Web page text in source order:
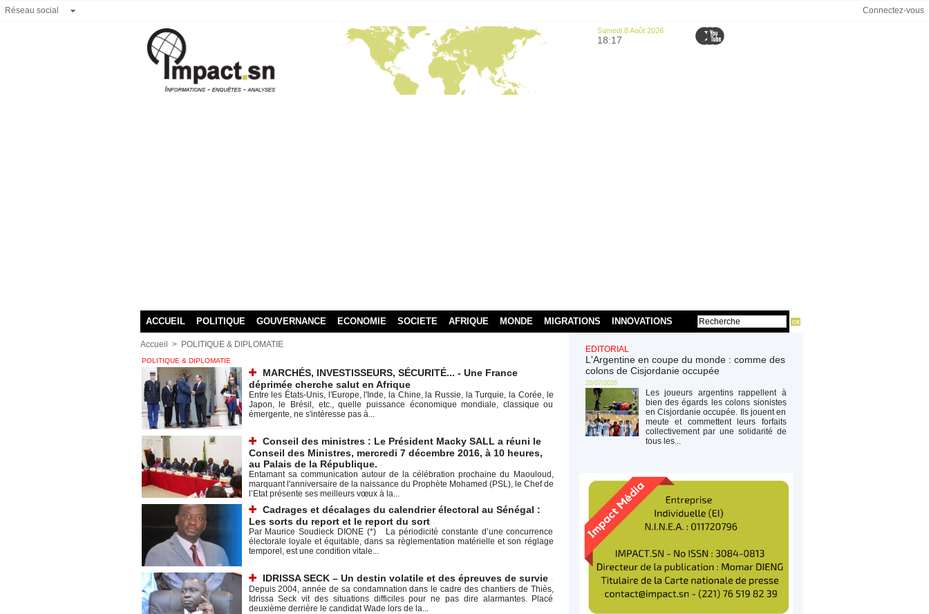
Réseau social Connectez-vous
Samedi 8 Août 2026
18:17
ACCUEIL POLITIQUE GOUVERNANCE ECONOMIE SOCIETE AFRIQUE MONDE MIGRATIONS INNOVATIONS
Accueil > POLITIQUE & DIPLOMATIE
POLITIQUE & DIPLOMATIE
MARCHÉS, INVESTISSEURS, SÉCURITÉ... - Une France
déprimée cherche salut en Afrique -
Entre les États-Unis, l'Europe, l'Inde, la Chine, la Russie, la Turquie, la Corée, le
Japon, le Brésil, etc., quelle puissance économique mondiale, classique ou
émergente, ne s'intéresse pas à...
Conseil des ministres : Le Président Macky SALL a réuni le
Conseil des Ministres, mercredi 7 décembre 2016, à 10 heures,
au Palais de la République. -
Entamant sa communication autour de la célébration prochaine du Maouloud,
marquant l'anniversaire de la naissance du Prophète Mohamed (PSL), le Chef de
l’Etat présente ses meilleurs vœux à la...
Cadrages et décalages du calendrier électoral au Sénégal :
Les sorts du report et le report du sort -
Par Maurice Soudieck DIONE (*) La périodicité constante d’une concurrence
électorale loyale et équitable, dans sa règlementation matérielle et son réglage
temporel, est une condition vitale...
IDRISSA SECK – Un destin volatile et des épreuves de survie -
Depuis 2004, année de sa condamnation dans le cadre des chantiers de Thiès,
Idrissa Seck vit des situations difficiles pour ne pas dire alarmantes. Placé
deuxième derrière le candidat Wade lors de la...
EDITORIAL
L'Argentine en coupe du monde : comme des
colons de Cisjordanie occupée
20/07/2026
Les joueurs argentins rappellent à
bien des égards les colons sionistes
en Cisjordanie occupée. Ils jouent en
meute et commettent leurs forfaits
collectivement par une solidarité de
tous les...